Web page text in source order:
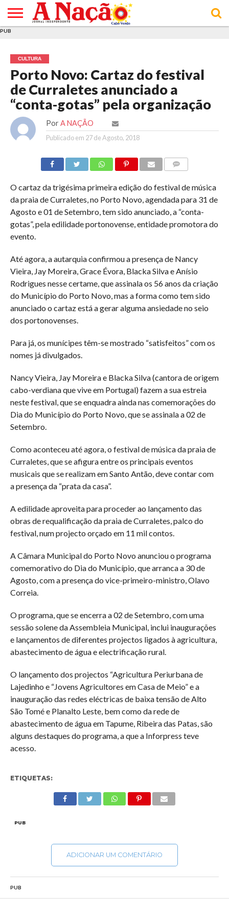
E DE
COOKIES
DE
UTILIZAÇÃO
PUB
CULTURA
Porto Novo: Cartaz do festival
de Curraletes anunciado a
“conta-gotas” pela organização
Por A NAÇÃO
Publicado em 27 de Agosto, 2018
O cartaz da trigésima primeira edição do festival de música
da praia de Curraletes, no Porto Novo, agendada para 31 de
Agosto e 01 de Setembro, tem sido anunciado, a “conta-
gotas”, pela edilidade portonovense, entidade promotora do
evento.
Até agora, a autarquia confirmou a presença de Nancy
Vieira, Jay Moreira, Grace Évora, Blacka Silva e Anísio
Rodrigues nesse certame, que assinala os 56 anos da criação
do Município do Porto Novo, mas a forma como tem sido
anunciado o cartaz está a gerar alguma ansiedade no seio
dos portonovenses.
Para já, os munícipes têm-se mostrado “satisfeitos” com os
nomes já divulgados.
Nancy Vieira, Jay Moreira e Blacka Silva (cantora de origem
cabo-verdiana que vive em Portugal) fazem a sua estreia
neste festival, que se enquadra ainda nas comemorações do
Dia do Município do Porto Novo, que se assinala a 02 de
Setembro.
Como aconteceu até agora, o festival de música da praia de
Curraletes, que se afigura entre os principais eventos
musicais que se realizam em Santo Antão, deve contar com
a presença da “prata da casa”.
A edilidade aproveita para proceder ao lançamento das
obras de requalificação da praia de Curraletes, palco do
festival, num projecto orçado em 11 mil contos.
A Câmara Municipal do Porto Novo anunciou o programa
comemorativo do Dia do Município, que arranca a 30 de
Agosto, com a presença do vice-primeiro-ministro, Olavo
Correia.
O programa, que se encerra a 02 de Setembro, com uma
sessão solene da Assembleia Municipal, inclui inaugurações
e lançamentos de diferentes projectos ligados à agricultura,
abastecimento de água e electrificação rural.
O lançamento dos projectos “Agricultura Periurbana de
Lajedinho e “Jovens Agricultores em Casa de Meio” e a
inauguração das redes eléctricas de baixa tensão de Alto
São Tomé e Planalto Leste, bem como da rede de
abastecimento de água em Tapume, Ribeira das Patas, são
alguns destaques do programa, a que a Inforpress teve
acesso.
ETIQUETAS:
PUB
ADICIONAR UM COMENTÁRIO
PUB